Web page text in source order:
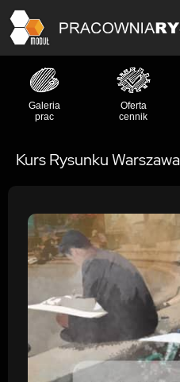
Galeria
prac
Oferta
cennik
Kurs Rysunku Warszawa